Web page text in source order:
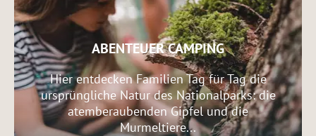
ABENTEUER CAMPING
Hier entdecken Familien Tag für Tag die
ursprüngliche Natur des Nationalparks: die
atemberaubenden Gipfel und die
Murmeltiere...